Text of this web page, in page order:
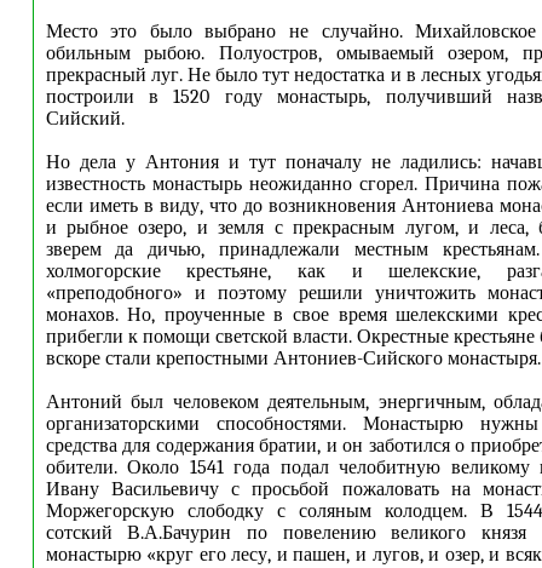
Место это было выбрано не случайно. Михайловское
обильным рыбою. Полуостров, омываемый озером,
прекрасный луг. Не было тут недостатка и в лесных
построили в 1520 году монастырь, получивший
Сийский.
Но дела у Антония и тут поначалу не ладились:
известность монастырь неожиданно сгорел. Причина
если иметь в виду, что до возникновения Антониева
и рыбное озеро, и земля с прекрасным лугом, и леса,
зверем да дичью, принадлежали местным
холмогорские крестьяне, как и шелекские,
«преподобного» и поэтому решили уничтожить
монахов. Но, проученные в свое время шелекскими
прибегли к помощи светской власти. Окрестные
вскоре стали крепостными Антониев-Сийского монастыря.
Антоний был человеком деятельным, энергичным,
организаторскими способностями. Монастырю
средства для содержания братии, и он заботился о
обители. Около 1541 года подал челобитную великому
Ивану Васильевичу с просьбой пожаловать на
Моржегорскую слободку с соляным колодцем. В
сотский В.А.Бачурин по повелению великого князя
монастырю «круг его лесу, и пашен, и лугов, и озер, и